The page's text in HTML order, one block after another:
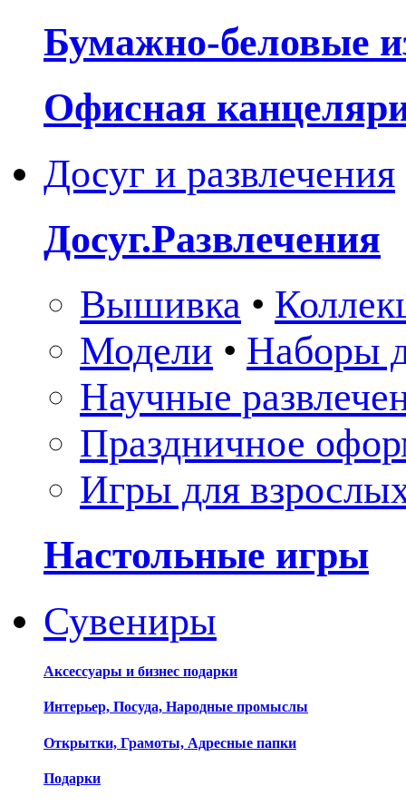
Бумажно-беловые
Офисная
Досуг и развлечения
Досуг.Развлечения
Вышивка •
Модели • Наборы
Научные
Праздничное
Игры для
Настольные игры
Сувениры
Аксессуары и бизнес подарки
Интерьер, Посуда, Народные промыслы
Открытки, Грамоты, Адресные папки
Подарки